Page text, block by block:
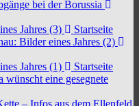
bei der Borussia
Jahres (3)
Startseite
Bilder eines Jahres (2)
Jahres (1)
Startseite
wünscht eine gesegnete
– Infos aus dem Ellenfeld